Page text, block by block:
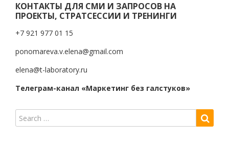
КОНТАКТЫ ДЛЯ СМИ И ЗАПРОСОВ НА
ПРОЕКТЫ, СТРАТСЕССИИ И ТРЕНИНГИ
+7 921 977 01 15
ponomareva.v.elena@gmail.com
elena@t-laboratory.ru
Телеграм-канал «Маркетинг без галстуков»